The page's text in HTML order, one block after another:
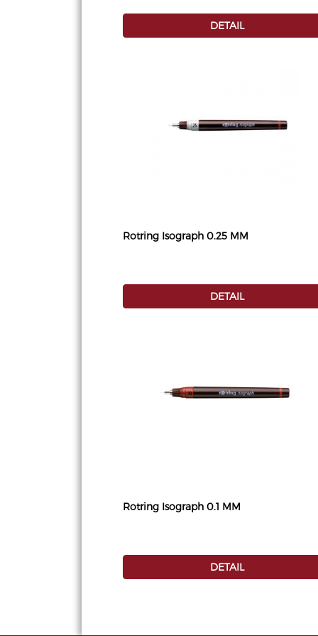
DETAIL
Rotring Isograph 0.25 MM
DETAIL
Rotring Isograph 0.1 MM
DETAIL